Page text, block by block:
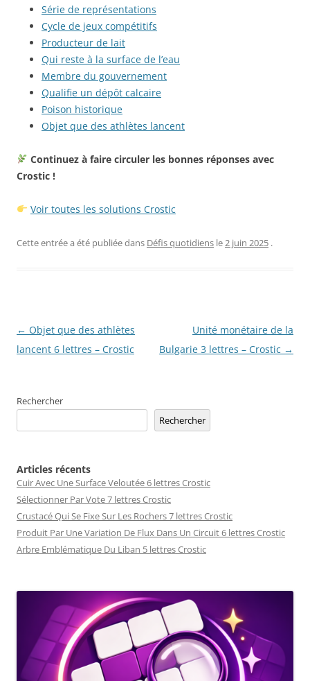
Série de représentations
Cycle de jeux compétitifs
Producteur de lait
Qui reste à la surface de l’eau
Membre du gouvernement
Qualifie un dépôt calcaire
Poison historique
Objet que des athlètes lancent
Continuez à faire circuler les bonnes réponses avec
Crostic !
Voir toutes les solutions Crostic
Cette entrée a été publiée dans Défis quotidiens le2 juin 2025 .
Navigation
des
← Objet que des athlètes
lancent 6 lettres – Crostic
Unité monétaire de la
Bulgarie 3 lettres – Crostic →
Rechercher
Rechercher
Articles récents
Cuir Avec Une Surface Veloutée 6 lettres Crostic
Sélectionner Par Vote 7 lettres Crostic
Crustacé Qui Se Fixe Sur Les Rochers 7 lettres Crostic
Produit Par Une Variation De Flux Dans Un Circuit 6 lettres Crostic
Arbre Emblématique Du Liban 5 lettres Crostic